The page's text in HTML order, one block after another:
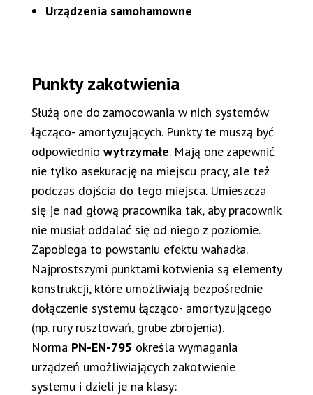
Urządzenia samohamowne
Punkty zakotwienia
Służą one do zamocowania w nich systemów
łącząco- amortyzujących. Punkty te muszą być
odpowiednio wytrzymałe. Mają one zapewnić
nie tylko asekurację na miejscu pracy, ale też
podczas dojścia do tego miejsca. Umieszcza
się je nad głową pracownika tak, aby pracownik
nie musiał oddalać się od niego z poziomie.
Zapobiega to powstaniu efektu wahadła.
Najprostszymi punktami kotwienia są elementy
konstrukcji, które umożliwiają bezpośrednie
dołączenie systemu łącząco- amortyzującego
(np. rury rusztowań, grube zbrojenia).
Norma PN-EN-795 określa wymagania
urządzeń umożliwiających zakotwienie
systemu i dzieli je na klasy: